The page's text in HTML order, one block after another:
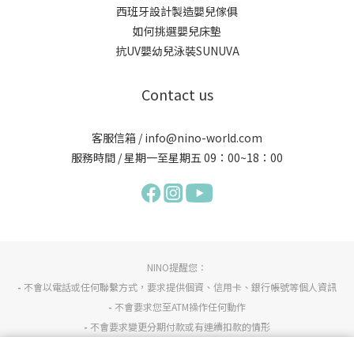
西班牙設計製造嬰兒傢俱
如何挑選嬰兒床墊
抗UV嬰幼兒泳裝SUNUVA
Contact us
客服信箱 / info@nino-world.com
服務時間 / 星期一至星期五 09：00~18：00
NINO提醒您：
- 不會以電話或任何聯繫方式，要求提供個資、信用卡、銀行帳號等個人資訊
- 不會要求您至ATM操作任何動作
- 不會要求變更分期付款或有連續扣款的情形